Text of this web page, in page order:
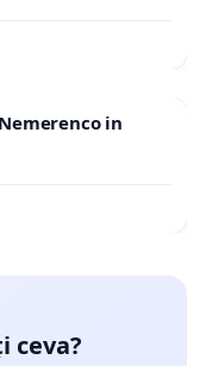
in
ceva?